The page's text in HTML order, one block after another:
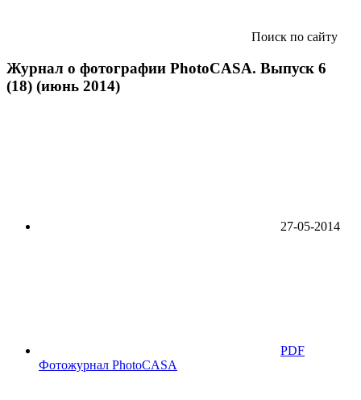
Поиск по сайту
Журнал о фотографии PhotoCASA. Выпуск 6
(18) (июнь 2014)
27-05-2014
PDF
Фотожурнал PhotoCASA